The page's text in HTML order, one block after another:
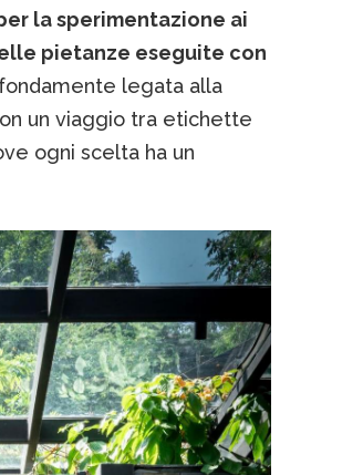
la sperimentazione ai
pietanze eseguite con
legata alla
un viaggio tra etichette
ogni scelta ha un